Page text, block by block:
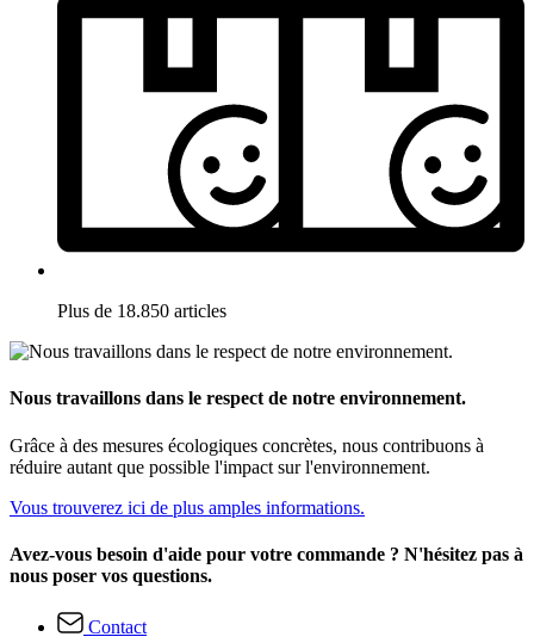
Plus de 18.850 articles
Nous travaillons dans le respect de notre environnement.
Grâce à des mesures écologiques concrètes, nous contribuons à
réduire autant que possible l'impact sur l'environnement.
Vous trouverez ici de plus amples informations.
Avez-vous besoin d'aide pour votre commande ? N'hésitez pas à
nous poser vos questions.
Contact